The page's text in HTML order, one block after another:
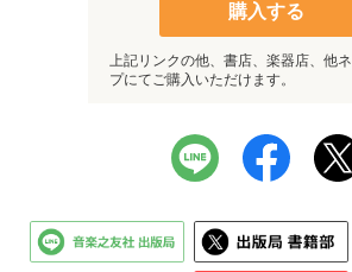
購入する
上記リンクの他、書店、楽器店、他
プにてご購入いただけます。